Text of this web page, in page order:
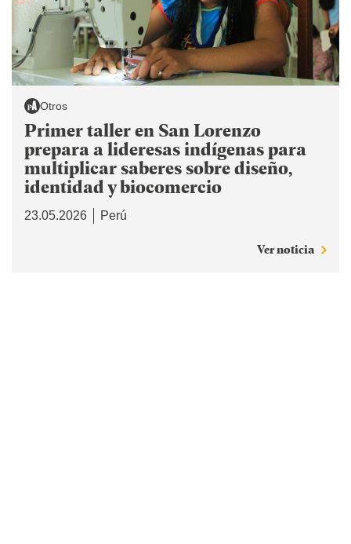
Otros
Primer taller en San Lorenzo
prepara a lideresas indígenas para
multiplicar saberes sobre diseño,
identidad y biocomercio
23.05.2026 Perú
Ver noticia